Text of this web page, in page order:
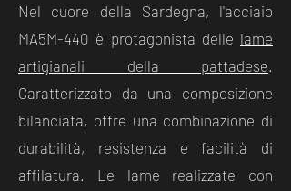
Nel cuore della Sardegna, l'acciaio
MA5M-440 è protagonista delle lame
artigianali della pattadese
Caratterizzato da una composizione
bilanciata, offre una combinazione di
durabilità, resistenza e facilità di
affilatura. Le lame realizzate con